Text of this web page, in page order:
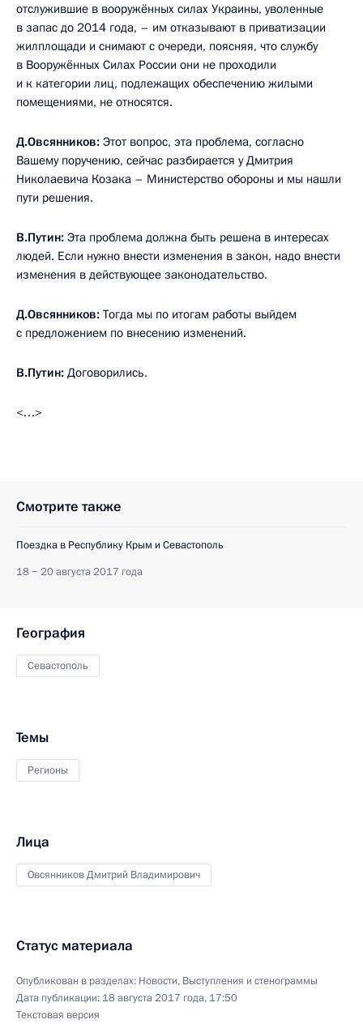
отслужившие в вооружённых силах Украины, уволенные
в запас до 2014 года, – им отказывают в приватизации
жилплощади и снимают с очереди, поясняя, что службу
в Вооружённых Силах России они не проходили
и к категории лиц, подлежащих обеспечению жилыми
помещениями, не относятся.
Д.Овсянников: Этот вопрос, эта проблема, согласно
Вашему поручению, сейчас разбирается у Дмитрия
Николаевича Козака – Министерство обороны и мы нашли
пути решения.
В.Путин: Эта проблема должна быть решена в интересах
людей. Если нужно внести изменения в закон, надо внести
изменения в действующее законодательство.
Д.Овсянников: Тогда мы по итогам работы выйдем
с предложением по внесению изменений.
В.Путин: Договорились.
<…>
Смотрите также
Поездка в Республику Крым и Севастополь
18 − 20 августа 2017 года
География
Севастополь
Темы
Регионы
Лица
Овсянников Дмитрий Владимирович
Статус материала
Опубликован в разделах: Новости, Выступления и стенограммы
Дата публикации: 18 августа 2017 года, 17:50
Текстовая версия